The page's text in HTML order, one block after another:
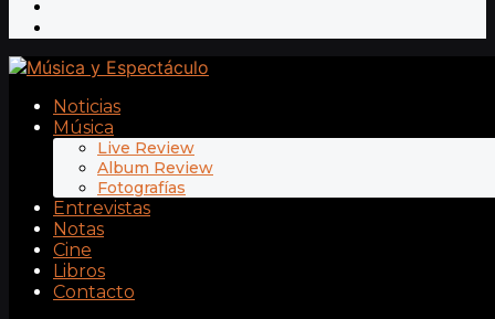
Noticias
Música
Live Review
Album Review
Fotografías
Entrevistas
Notas
Cine
Libros
Contacto